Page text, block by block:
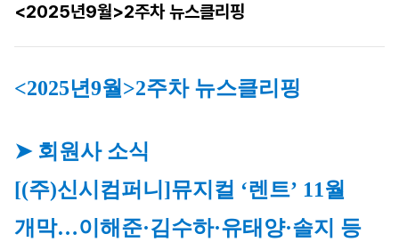
<2025년9월>2주차 뉴스클리핑
<2025년9월>2주차 뉴스클리핑
➤ 회원사 소식
[(주)신시컴퍼니]뮤지컬 ‘렌트’ 11월
개막…이해준·김수하·유태양·솔지 등